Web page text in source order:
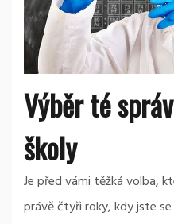
Výběr té
školy
Je před vámi těžká volba,
právě čtyři roky, kdy jste